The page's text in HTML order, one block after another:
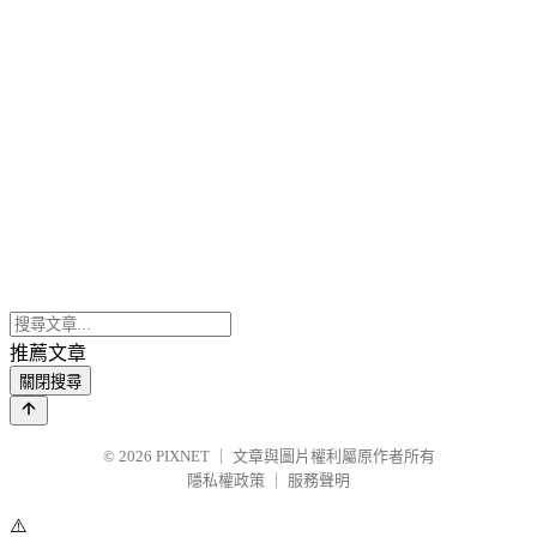
推薦文章
關閉搜尋
© 2026 PIXNET
文章與圖片權利屬原作者所有
隱私權政策
服務聲明
⚠️